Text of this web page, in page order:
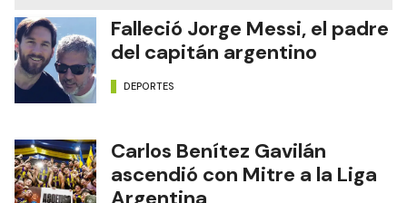
Falleció Jorge Messi, el padre
del capitán argentino
DEPORTES
Carlos Benítez Gavilán
ascendió con Mitre a la Liga